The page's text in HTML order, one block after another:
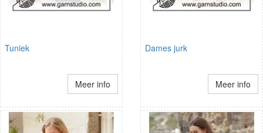
Tuniek
Meer info
Dames jurk
Meer info